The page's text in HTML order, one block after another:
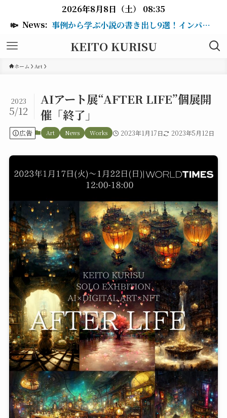
2026年8月8日（土） 08:35
📣 News: 事例から学ぶ小説の書き出し9選！インパクトのある冒頭を作るテクニックも紹介
KEITO KURISU
ホーム Art
AIアート展“AFTER LIFE”個展開
催「終了」
2023
5/12
広告 Art News Works 2023年1月17日 2023年5月12日